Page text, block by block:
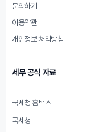
문의하기
이용약관
개인정보 처리방침
세무 공식 자료
국세청 홈택스
국세청